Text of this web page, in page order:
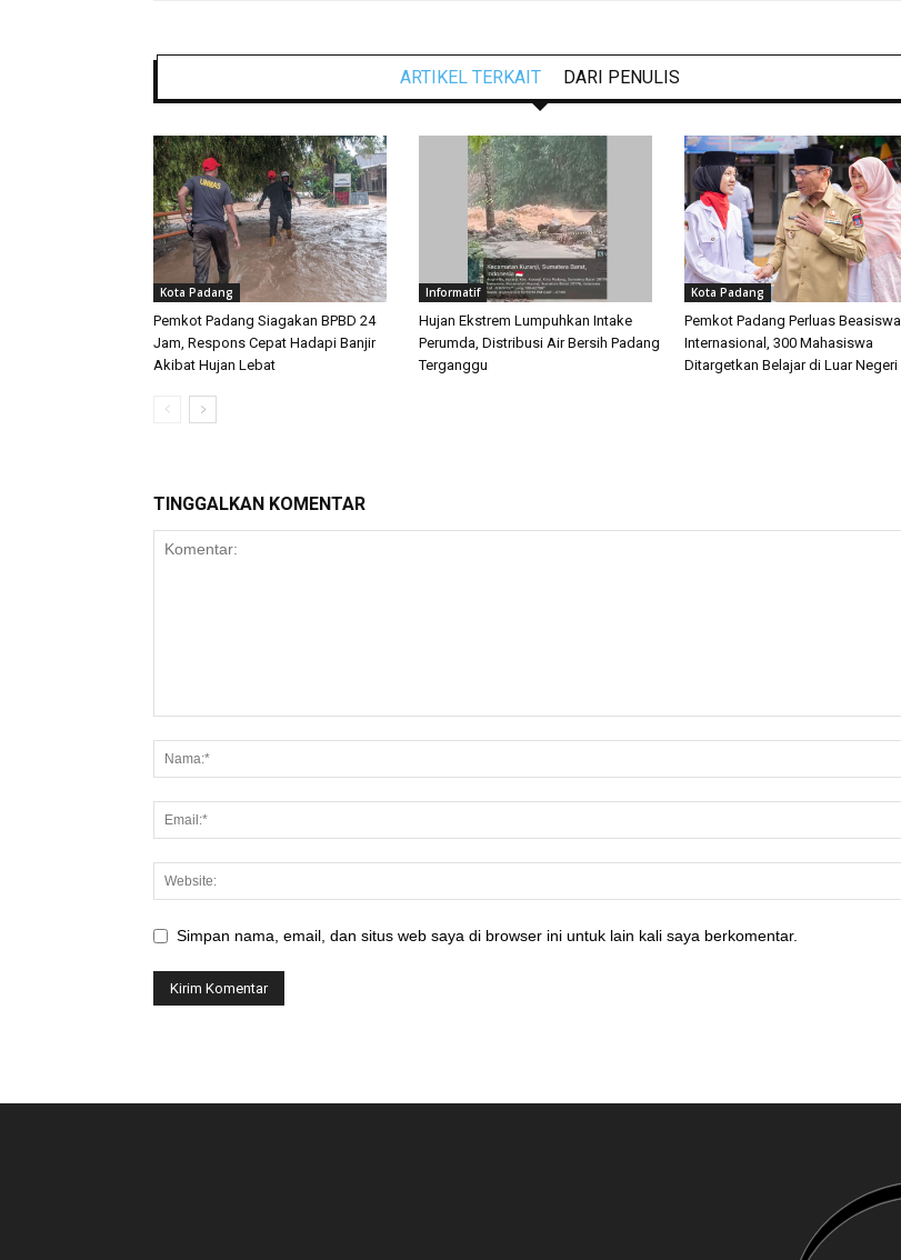
ARTIKEL TERKAIT DARI PENULIS
Kota Padang
Pemkot Padang Siagakan BPBD 24
Jam, Respons Cepat Hadapi Banjir
Akibat Hujan Lebat
Informatif
Hujan Ekstrem Lumpuhkan Intake
Perumda, Distribusi Air Bersih Padang
Terganggu
Kota Padang
Pemkot Padang Perluas Beasiswa
Internasional, 300 Mahasiswa
Ditargetkan Belajar di Luar Negeri
TINGGALKAN KOMENTAR
Simpan nama, email, dan situs web saya di browser ini untuk lain kali saya berkomentar.